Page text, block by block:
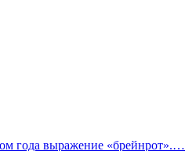
года выражение «брейнрот».…